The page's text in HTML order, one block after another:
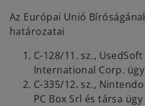
Az Európai Unió
határozatai
C-128/11. sz.,
International Corp. ügy
C-335/12. sz.,
PC Box Srl és társa ügy